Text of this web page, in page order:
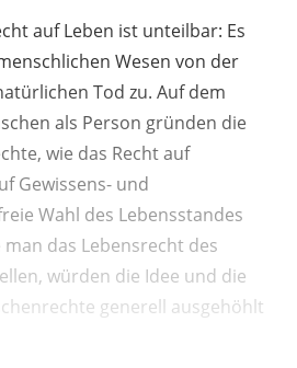
auf Leben ist unteilbar: Es
Wesen von der
Tod zu. Auf dem
als Person gründen die
wie das Recht auf
Gewissens- und
Wahl des Lebensstandes
das Lebensrecht des
würden die Idee und die
generell ausgehöhlt